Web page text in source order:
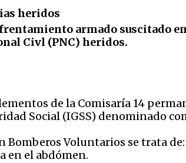
heridos
armado suscitado
Civl (PNC) heridos.
de la Comisaría 14
Social (IGSS) denominado
Bomberos Voluntarios se trata de:
en el abdómen.